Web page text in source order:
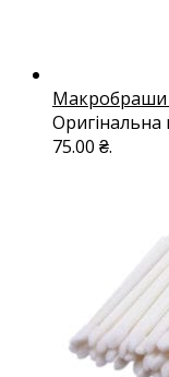
Макробраши
Оригінальна
75.00 ₴.